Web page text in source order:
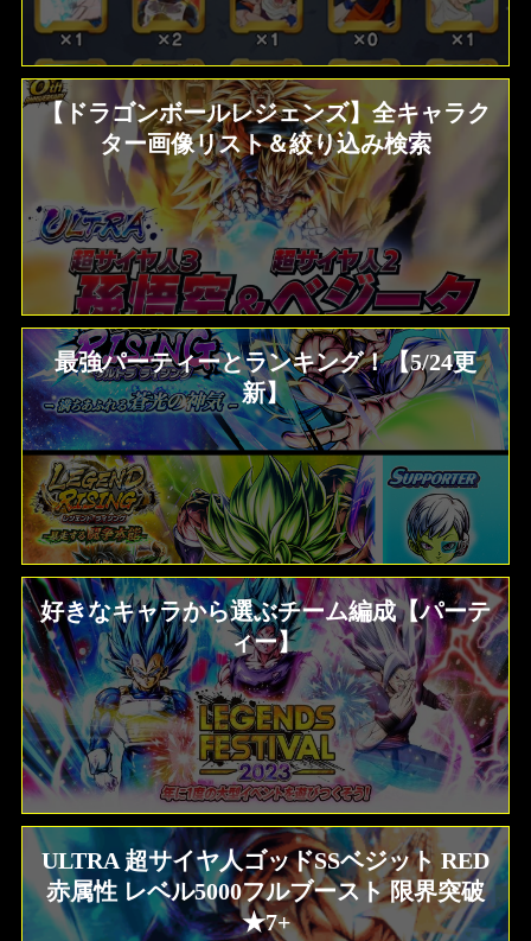
【ドラゴンボールレジェンズ】全キャラク
ター画像リスト＆絞り込み検索
最強パーティーとランキング！【5/24更
新】
好きなキャラから選ぶチーム編成【パーテ
ィー】
ULTRA 超サイヤ人ゴッドSSベジット RED
赤属性 レベル5000フルブースト 限界突破
★7+